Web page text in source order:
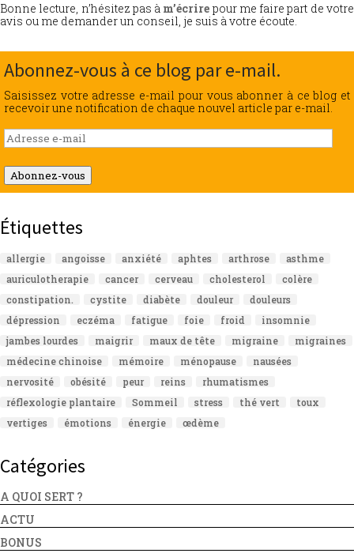
Bonne lecture, n’hésitez pas à m’écrire pour me faire part de votre
avis ou me demander un conseil, je suis à votre écoute.
Abonnez-vous à ce blog par e-mail.
Saisissez votre adresse e-mail pour vous abonner à ce blog et
recevoir une notification de chaque nouvel article par e-mail.
Adresse
e-
mail
Abonnez-vous
Étiquettes
allergie angoisse anxiété aphtes arthrose
asthme
auriculotherapie
cancer cerveau cholesterol
colère
constipation.
cystite diabète douleur
douleurs
dépression
eczéma fatigue foie froid
insomnie
jambes lourdes
maigrir maux de tête migraine
migraines
médecine chinoise
mémoire ménopause
nausées
nervosité
obésité peur reins
rhumatismes
réflexologie plantaire
Sommeil stress thé vert
toux
vertiges
émotions énergie œdème
Catégories
A QUOI SERT ?
ACTU
BONUS